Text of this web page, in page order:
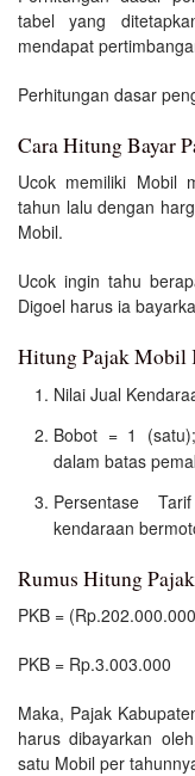
tabel yang
mendapat
Perhitungan dasar
Cara Hitung Bayar
Ucok memiliki Mobil
tahun lalu dengan
Mobil.
Ucok ingin tahu
Digoel harus ia
Hitung Pajak Mobil
Nilai Jual
Bobot = 1
dalam batas
Persentase
kendaraan
Rumus Hitung
PKB =
PKB = Rp.3.003.000
Maka, Pajak
harus dibayarkan
satu Mobil per